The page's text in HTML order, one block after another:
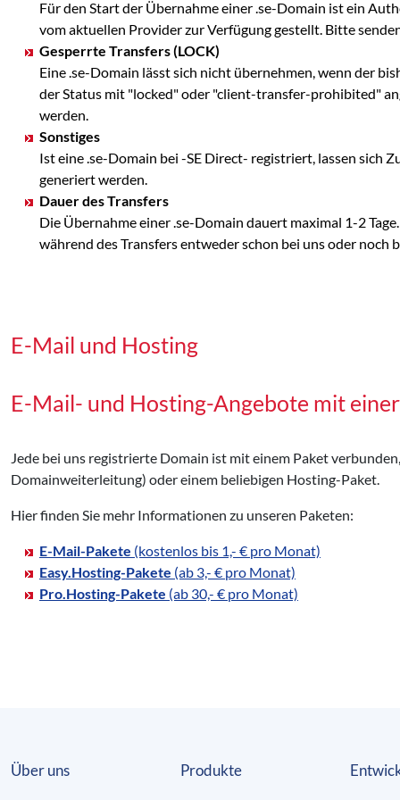
Für den Start der Übernahme einer .se-Domain ist ein
vom aktuellen Provider zur Verfügung gestellt. Bitte
Gesperrte Transfers (LOCK)
Eine .se-Domain lässt sich nicht übernehmen, wenn der
der Status mit "locked" oder "client-transfer-prohibited"
werden.
Sonstiges
Ist eine .se-Domain bei -SE Direct- registriert, lassen sich
generiert werden.
Dauer des Transfers
Die Übernahme einer .se-Domain dauert maximal 1-2
während des Transfers entweder schon bei uns oder noch
E-Mail und Hosting
E-Mail- und Hosting-Angebote mit
Jede bei uns registrierte Domain ist mit einem Paket
Domainweiterleitung) oder einem beliebigen Hosting-Paket.
Hier finden Sie mehr Informationen zu unseren Paketen:
E-Mail-Pakete (kostenlos bis 1,- € pro Monat)
Easy.Hosting-Pakete (ab 3,- € pro Monat)
Pro.Hosting-Pakete (ab 30,- € pro Monat)
Über uns Produkte